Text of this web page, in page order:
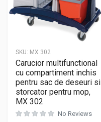
SKU: MX 302
Carucior multifunctional
cu compartiment inchis
pentru sac de deseuri si
storcator pentru mop,
MX 302
No Reviews